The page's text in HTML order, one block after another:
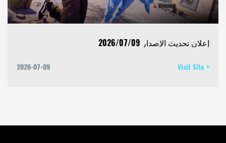
إعلان تحديث الإصدار 2026/07/09
2026-07-09 Visit Site +